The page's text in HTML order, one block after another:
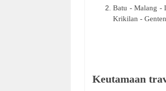
Batu - Malang -
Krikilan -
Keutamaan